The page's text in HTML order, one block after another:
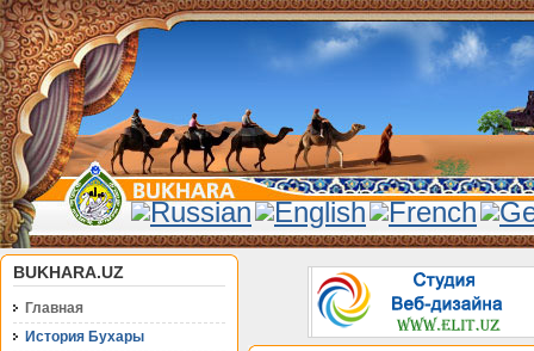
BUKHARA.UZ
Главная
История Бухары